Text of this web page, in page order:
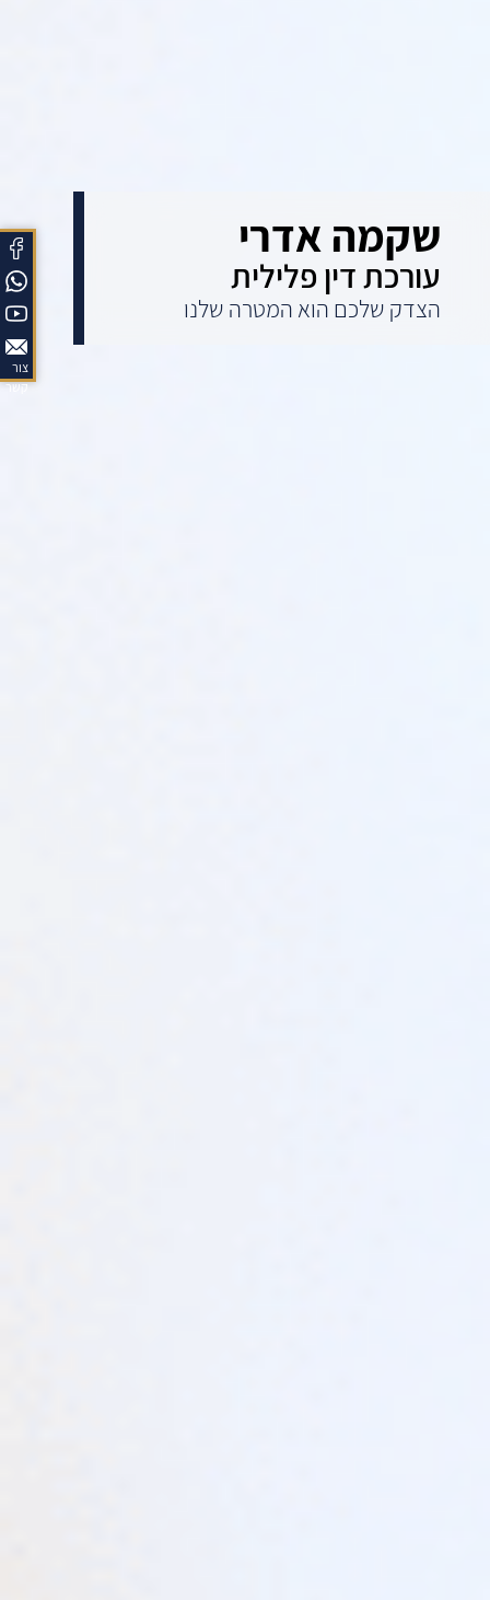
צור
קשר
שקמה אדרי
עורכת דין פלילית
הצדק שלכם הוא המטרה שלנו